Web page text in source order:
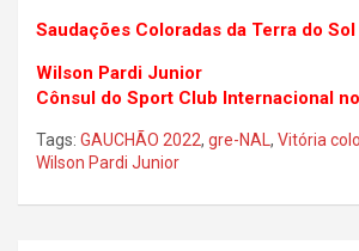
Saudações Coloradas da Terra do
Wilson Pardi Junior
Cônsul do Sport Club Internacional
Tags: GAUCHÃO 2022, gre-NAL , Vitória
Wilson Pardi Junior